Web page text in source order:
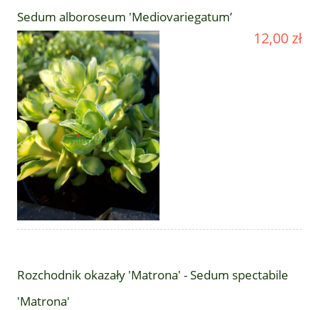
Sedum alboroseum 'Mediovariegatum’
12,00 zł
Rozchodnik okazały 'Matrona' - Sedum spectabile
'Matrona'